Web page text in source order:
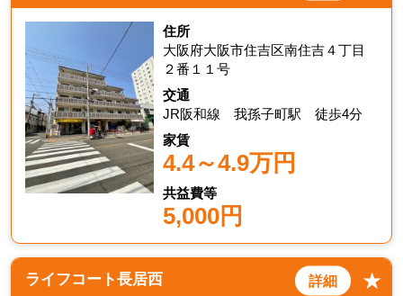
住所
大阪府大阪市住吉区南住吉４丁目
２番１１号
交通
JR阪和線 我孫子町駅 徒歩4分
家賃
4.4～4.9万円
共益費等
5,000円
ライフコート長居西 ★
詳細